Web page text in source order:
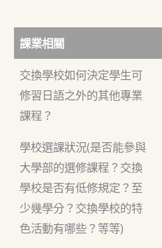
課業相關
交換學校如何決定學生可
修習日語之外的其他專業
課程？
學校選課狀況(是否能參與
大學部的選修課程？交換
學校是否有低修規定？至
少幾學分？交換學校的特
色活動有哪些？等等)